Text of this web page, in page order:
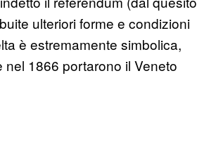
ulteriori forme e condizioni
è estremamente simbolica,
1866 portarono il Veneto